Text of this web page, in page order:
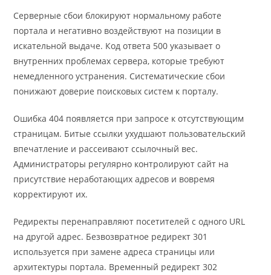
Серверные сбои блокируют нормальному работе
портала и негативно воздействуют на позиции в
искательной выдаче. Код ответа 500 указывает о
внутренних проблемах сервера, которые требуют
немедленного устранения. Систематические сбои
понижают доверие поисковых систем к порталу.
Ошибка 404 появляется при запросе к отсутствующим
страницам. Битые ссылки ухудшают пользовательский
впечатление и рассеивают ссылочный вес.
Администраторы регулярно контролируют сайт на
присутствие неработающих адресов и вовремя
корректируют их.
Редиректы перенаправляют посетителей с одного URL
на другой адрес. Безвозвратное редирект 301
используется при замене адреса страницы или
архитектуры портала. Временный редирект 302